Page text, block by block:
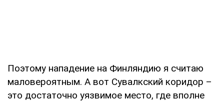
Поэтому нападение на Финляндию я считаю
маловероятным. А вот Сувалкский коридор –
это достаточно уязвимое место, где вполне